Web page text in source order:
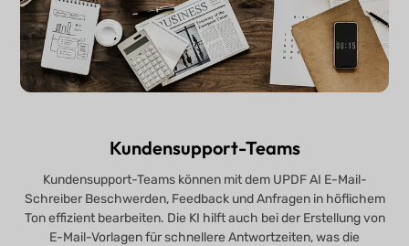
Kundensupport-Teams
Kundensupport-Teams können mit dem UPDF AI E-Mail-
Schreiber Beschwerden, Feedback und Anfragen in höflichem
Ton effizient bearbeiten. Die KI hilft auch bei der Erstellung von
E-Mail-Vorlagen für schnellere Antwortzeiten, was die